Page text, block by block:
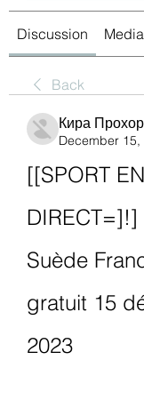
Discussion Media
Back
Кира
December 15,
[[SPORT EN
Suède
gratuit 15
2023